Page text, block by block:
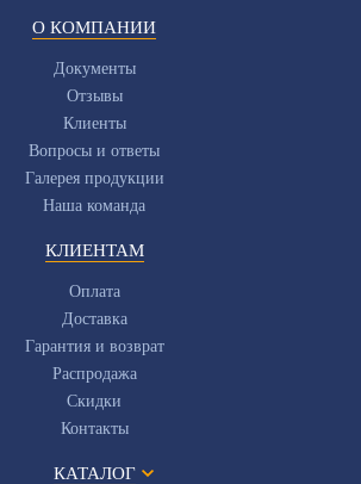
О КОМПАНИИ
Документы
Отзывы
Клиенты
Вопросы и ответы
Галерея продукции
Наша команда
КЛИЕНТАМ
Оплата
Доставка
Гарантия и возврат
Распродажа
Скидки
Контакты
КАТАЛОГ